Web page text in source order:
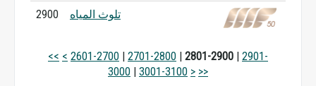
2900 تلوث المياه
<< < 2601-2700 | 2701-2800 | 2801-2900 | 2901-
3000 | 3001-3100 > >>